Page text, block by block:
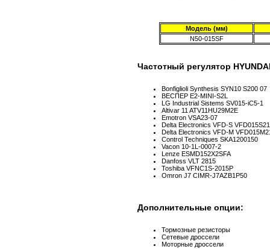
Модель (мм)
N50-015SF
Частотный регулятор
Bonfiglioli Synthesis SYN10 S200 07
ВЕСПЕР E2-MINI-S2L
LG Industrial Sistems SV015-iC5-1
Altivar 11 ATV11HU29M2E
Emotron VSA23-07
Delta Electronics VFD-S VFD015S21
Delta Electronics VFD-M
Control Techniques SKA1200150
Vacon 10-1L-0007-2
Lenze ESMD152X2SFA
Danfoss VLT 2815
Toshiba VFNC1S-2015P
Omron J7 CIMR-J7AZB1P50
Дополнительные опции:
Тормозные резисторы
Сетевые дроссели
Моторные дроссели